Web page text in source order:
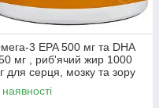
3 EPA 500 мг та DHA
мг , риб'ячий жир 1000
для серця, мозку та зору
Omega 3 1000mg
капсул Доставка з ЄС